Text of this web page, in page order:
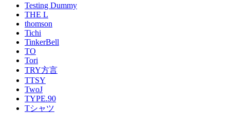
Testing Dummy
THE L
thomson
Tichi
TinkerBell
TO
Tori
TRY方言
TTSY
TwoJ
TYPE.90
Tシャツ